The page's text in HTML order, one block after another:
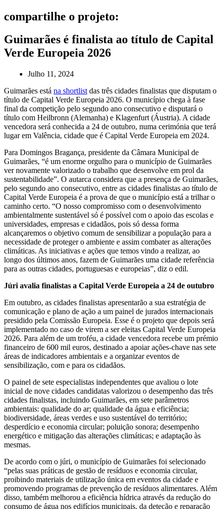
compartilhe o projeto:
Guimarães é finalista ao título de Capital
Verde Europeia 2026
Julho 11, 2024
Guimarães está na shortlist das três cidades finalistas que disputam o
título de Capital Verde Europeia 2026. O município chega à fase
final da competição pelo segundo ano consecutivo e disputará o
título com Heilbronn (Alemanha) e Klagenfurt (Áustria). A cidade
vencedora será conhecida a 24 de outubro, numa cerimónia que terá
lugar em Valência, cidade que é Capital Verde Europeia em 2024.
Para Domingos Bragança, presidente da Câmara Municipal de
Guimarães, “é um enorme orgulho para o município de Guimarães
ver novamente valorizado o trabalho que desenvolve em prol da
sustentabilidade”. O autarca considera que a presença de Guimarães,
pelo segundo ano consecutivo, entre as cidades finalistas ao título de
Capital Verde Europeia é a prova de que o município está a trilhar o
caminho certo. “O nosso compromisso com o desenvolvimento
ambientalmente sustentável só é possível com o apoio das escolas e
universidades, empresas e cidadãos, pois só dessa forma
alcançaremos o objetivo comum de sensibilizar a população para a
necessidade de proteger o ambiente e assim combater as alterações
climáticas. As iniciativas e ações que temos vindo a realizar, ao
longo dos últimos anos, fazem de Guimarães uma cidade referência
para as outras cidades, portuguesas e europeias”, diz o edil.
Júri avalia finalistas a Capital Verde Europeia a 24 de outubro
Em outubro, as cidades finalistas apresentarão a sua estratégia de
comunicação e plano de ação a um painel de jurados internacionais
presidido pela Comissão Europeia. Esse é o projeto que depois será
implementado no caso de virem a ser eleitas Capital Verde Europeia
2026. Para além de um troféu, a cidade vencedora recebe um prémio
financeiro de 600 mil euros, destinado a apoiar ações-chave nas sete
áreas de indicadores ambientais e a organizar eventos de
sensibilização, com e para os cidadãos.
O painel de sete especialistas independentes que avaliou o lote
inicial de nove cidades candidatas valorizou o desempenho das três
cidades finalistas, incluindo Guimarães, em sete parâmetros
ambientais: qualidade do ar; qualidade da água e eficiência;
biodiversidade, áreas verdes e uso sustentável do território;
desperdício e economia circular; poluição sonora; desempenho
energético e mitigação das alterações climáticas; e adaptação às
mesmas.
De acordo com o júri, o município de Guimarães foi selecionado
“pelas suas práticas de gestão de resíduos e economia circular,
proibindo materiais de utilização única em eventos da cidade e
promovendo programas de prevenção de resíduos alimentares. Além
disso, também melhorou a eficiência hídrica através da redução do
consumo de água nos edifícios municipais, da deteção e reparação